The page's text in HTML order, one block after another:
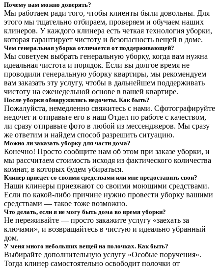
Почему вам можно доверять?
Мы работаем ради того, чтобы клиенты были довольны. Для
этого мы тщательно отбираем, проверяем и обучаем наших
клинеров. У каждого клинера есть четкая технология уборки,
которая гарантирует чистоту и безопасность вещей в доме.
Чем генеральная уборка отличается от поддерживающей?
Мы советуем выбрать генеральную уборку, когда вам нужна
идеальная чистота и порядок. Если вы долгое время не
проводили генеральную уборку квартиры, мы рекомендуем
вам заказать эту услугу, чтобы в дальнейшем поддерживать
чистоту на еженедельной основе в вашей квартире.
После уборки обнаружились недочеты. Как быть?
Пожалуйста, немедленно свяжитесь с нами. Сфотографируйте
недочет и отправьте его в наш Отдел по работе с качеством,
ли сразу отправьте фото в любой из мессенджеров. Мы сразу
же ответим и найдем способ разрешить ситуацию.
Можно ли заказать уборку для части дома?
Конечно! Просто сообщите нам об этом при заказе уборки, и
мы рассчитаем стоимость исходя из фактического количества
комнат, в которых будем убираться.
Клинер приедет со своими средствами или мне предоставить свои?
Наши клинеры приезжают со своими моющими средствами.
Если по какой-либо причине нужно провести уборку вашими
средствами — такое тоже возможно.
Что делать, если я не могу быть дома во время уборки?
Не переживайте — просто закажите услугу «заехать за
ключами», и возвращайтесь в чистую и идеально убранный
дом.
У меня много небольших вещей на полочках. Как быть?
Выбирайте дополнительную услугу «Особые поручения».
Тогда клинер самостоятельно освободит полочки от